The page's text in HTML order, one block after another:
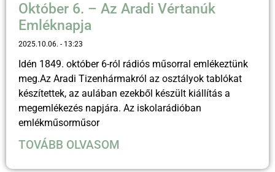
Október 6. – Az Aradi Vértanúk
Emléknapja
2025.10.06. 13:23
Idén 1849. október 6-ról rádiós műsorral emlékeztünk
meg.Az Aradi Tizenhármakról az osztályok tablókat
készítettek, az aulában ezekből készült kiállítás a
megemlékezés napjára. Az iskolarádióban
emlékműsorműsor
TOVÁBB OLVASOM